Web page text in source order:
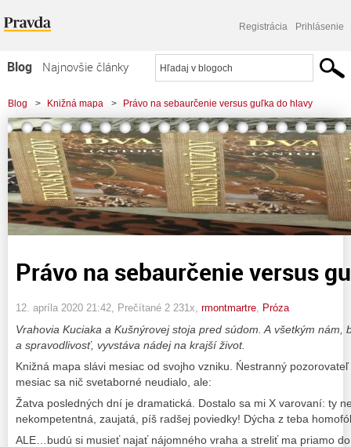
Registrácia Prihlásenie
Blog
Najnovšie články
Najčítanejšie články
Najkomentovanejšie články
Zoznam blogov
Komerčné blogy
Blog > Knižná mapa > Právo na sebaurčenie versus guľka do hlavy
Právo na sebaurčenie versus
12. apríla 2020 21:42 , Prečítané 2 231x, rmontmartre Próza
Vrahovia Kuciaka a Kušnýrovej stoja pred súdom. A všetkým nám,
a spravodlivosť, vyvstáva nádej na krajší život.
Knižná mapa slávi mesiac od svojho vzniku. Ńestranný
mesiac sa nič svetaborné neudialo, ale:
Žatva posledných dní je dramatická. Dostalo sa mi X varovaní: ty
nekompetentná, zaujatá, píš radšej poviedky! Dýcha z teba
ALE…budú si musieť najať nájomného vraha a streliť ma priamo